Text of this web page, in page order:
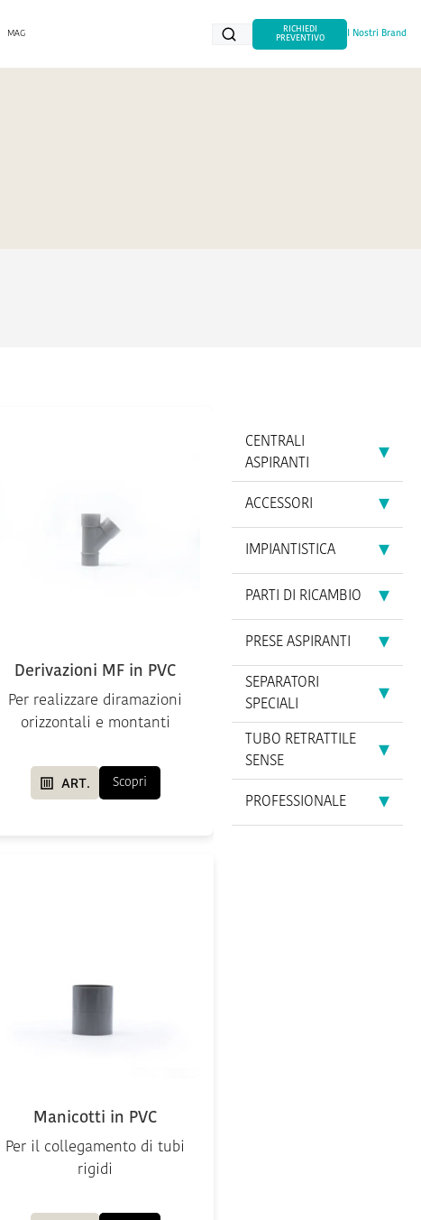
MAG
RICHIEDI
PREVENTIVO
I Nostri Brand
Derivazioni MF in PVC
Per realizzare diramazioni
orizzontali e montanti
ART. Scopri
Manicotti in PVC
Per il collegamento di tubi
rigidi
CENTRALI
ASPIRANTI
▾
ACCESSORI ▾
IMPIANTISTICA ▾
PARTI DI RICAMBIO ▾
PRESE ASPIRANTI ▾
SEPARATORI
SPECIALI
▾
TUBO RETRATTILE
SENSE
▾
PROFESSIONALE ▾